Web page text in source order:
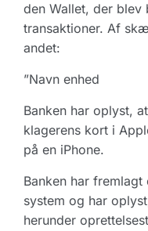
den Wallet, der
transaktioner. Af
andet:
”Navn
Banken har oplyst,
klagerens kort i
på en iPhone.
Banken har
system og har
herunder